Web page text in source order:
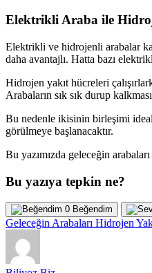
Elektrikli Araba ile
Elektrikli ve hidrojenli arabalar
daha avantajlı. Hatta bazı
Hidrojen yakıt hücreleri
Arabaların sık sık durup
Bu nedenle ikisinin birleşimi
görülmeye başlanacaktır.
Bu yazımızda geleceğin
Bu yazıya tepkin ne?
0 Beğendim
Geleceğin Arabaları Hidrojen